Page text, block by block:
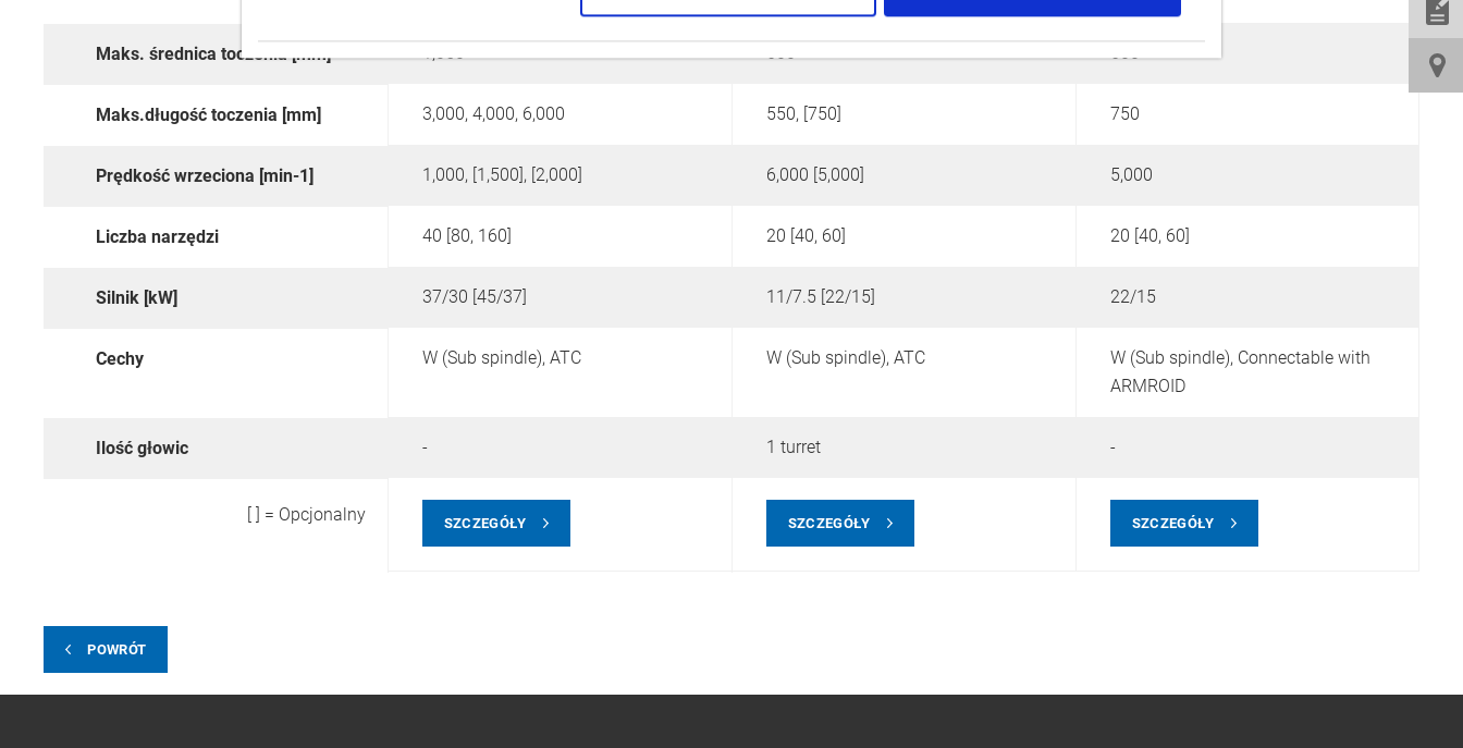
Maks. średnica toczenia [mm]
Maks.długość toczenia [mm]
Prędkość wrzeciona [min-1]
Liczba narzędzi
Silnik [kW]
Cechy
Ilość głowic
[ ] = Opcjonalny
1,050
3,000, 4,000, 6,000
1,000, [1,500], [2,000]
40 [80, 160]
37/30 [45/37]
W (Sub spindle), ATC
-
SZCZEGÓŁY
600
550, [750]
6,000 [5,000]
20 [40, 60]
11/7.5 [22/15]
W (Sub spindle), ATC
1 turret
SZCZEGÓŁY
600
750
5,000
20 [40, 60]
22/15
W (Sub spindle), Connectable with
ARMROID
-
SZCZEGÓŁY
POWRÓT